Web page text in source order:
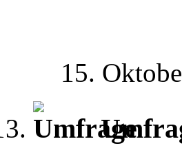
15.